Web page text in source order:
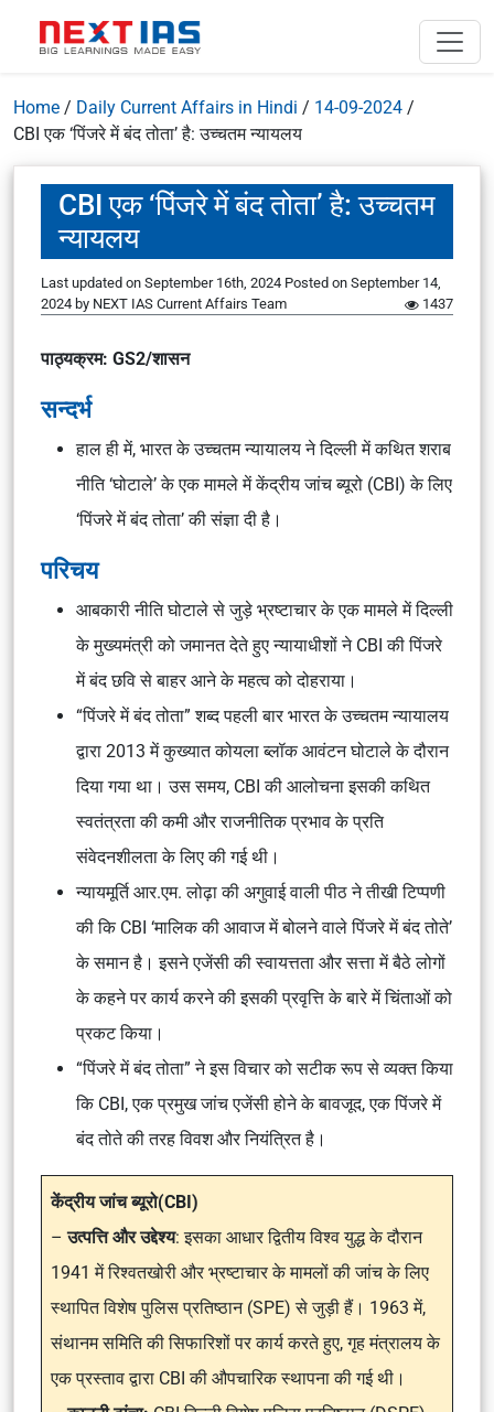
Home / Daily Current Affairs in Hindi / 14-09-2024 /
CBI एक ‘पिंजरे में बंद तोता’ है: उच्चतम न्यायलय
CBI एक ‘पिंजरे में बंद तोता’ है: उच्चतम
न्यायलय
Last updated on September 16th, 2024 Posted on September 14,
2024 by NEXT IAS Current Affairs Team 1437
पाठ्यक्रम: GS2/शासन
सन्दर्भ
हाल ही में, भारत के उच्चतम न्यायालय ने दिल्ली में कथित शराब
नीति ‘घोटाले’ के एक मामले में केंद्रीय जांच ब्यूरो (CBI) के लिए
‘पिंजरे में बंद तोता’ की संज्ञा दी है।
परिचय
आबकारी नीति घोटाले से जुड़े भ्रष्टाचार के एक मामले में दिल्ली
के मुख्यमंत्री को जमानत देते हुए न्यायाधीशों ने CBI की पिंजरे
में बंद छवि से बाहर आने के महत्व को दोहराया।
“पिंजरे में बंद तोता” शब्द पहली बार भारत के उच्चतम न्यायालय
द्वारा 2013 में कुख्यात कोयला ब्लॉक आवंटन घोटाले के दौरान
दिया गया था। उस समय, CBI की आलोचना इसकी कथित
स्वतंत्रता की कमी और राजनीतिक प्रभाव के प्रति
संवेदनशीलता के लिए की गई थी।
न्यायमूर्ति आर.एम. लोढ़ा की अगुवाई वाली पीठ ने तीखी टिप्पणी
की कि CBI ‘मालिक की आवाज में बोलने वाले पिंजरे में बंद तोते’
के समान है। इसने एजेंसी की स्वायत्तता और सत्ता में बैठे लोगों
के कहने पर कार्य करने की इसकी प्रवृत्ति के बारे में चिंताओं को
प्रकट किया।
“पिंजरे में बंद तोता” ने इस विचार को सटीक रूप से व्यक्त किया
कि CBI, एक प्रमुख जांच एजेंसी होने के बावजूद, एक पिंजरे में
बंद तोते की तरह विवश और नियंत्रित है।
केंद्रीय जांच ब्यूरो(CBI)
–उत्पत्ति और उद्देश्य: इसका आधार द्वितीय विश्व युद्ध के दौरान
1941 में रिश्वतखोरी और भ्रष्टाचार के मामलों की जांच के लिए
स्थापित विशेष पुलिस प्रतिष्ठान (SPE) से जुड़ी हैं। 1963 में,
संथानम समिति की सिफारिशों पर कार्य करते हुए, गृह मंत्रालय के
एक प्रस्ताव द्वारा CBI की औपचारिक स्थापना की गई थी।